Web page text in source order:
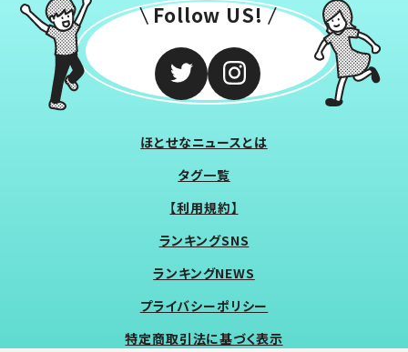
Follow US!
ほとせなニュースとは
タグ一覧
【利用規約】
ランキングSNS
ランキングNEWS
プライバシーポリシー
特定商取引法に基づく表示